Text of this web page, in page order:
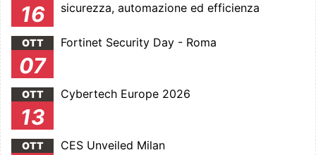
16
sicurezza, automazione ed efficienza
OTT
07
Fortinet Security Day - Roma
OTT
13
Cybertech Europe 2026
OTT CES Unveiled Milan